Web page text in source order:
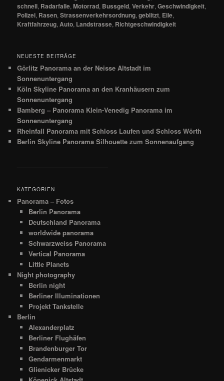
schnell, Radarfalle,Motorrad, Bussgeld,Verkehr,Geschwindigkeit,
Polizei, Rasen,Strassenverkehrsordnung,geblitzt, Eile,
Kraftfahrzeug, Auto, Landstrasse, Richtgeschwindigkeit
NEUESTE BEITRÄGE
Görlitz Panorama an der Neisse Altstadt im
Sonnenuntergang
Köln Skyline Panorama an den Kranhäusern zum
Sonnenuntergang
Bamberg – Panorama Klein-Venedig Panorama im
Sonnenuntergang
Rheinfall Panorama mit Schloss Laufen und Schloss Wörth
Berlin Skyline Panorama Silhouette zum Sonnenaufgang
KATEGORIEN
Panorama – Fotos
Berlin Panorama
Deutschland Panorama
worldwide panorama
Schwarzweiss Panorama
Vertical Panorama
Little Planets
Night photography
Berlin night
Berliner Illuminationen
Projekt Tankstelle
Berlin
Alexanderplatz
Berliner Flughäfen
Brandenburger Tor
Gendarmenmarkt
Glienicker Brücke